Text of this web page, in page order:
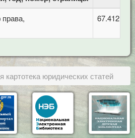
67.412.2
картотека юридических статей